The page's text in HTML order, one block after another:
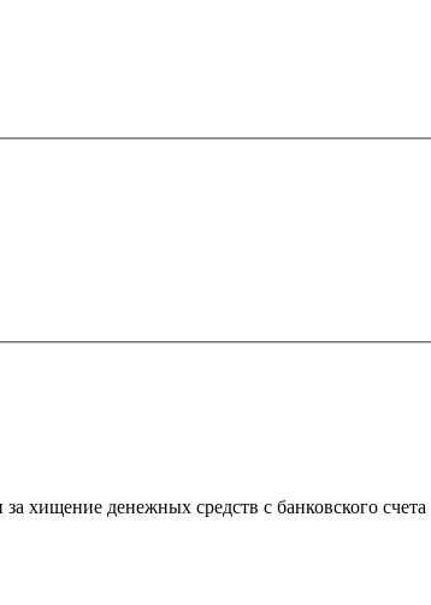
хищение денежных средств с банковского счета